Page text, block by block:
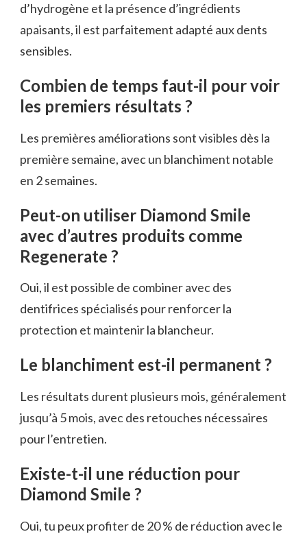
d’hydrogène et la présence d’ingrédients
apaisants, il est parfaitement adapté aux dents
sensibles.
Combien de temps faut-il pour voir
les premiers résultats ?
Les premières améliorations sont visibles dès la
première semaine, avec un blanchiment notable
en 2 semaines.
Peut-on utiliser Diamond Smile
avec d’autres produits comme
Regenerate ?
Oui, il est possible de combiner avec des
dentifrices spécialisés pour renforcer la
protection et maintenir la blancheur.
Le blanchiment est-il permanent ?
Les résultats durent plusieurs mois, généralement
jusqu’à 5 mois, avec des retouches nécessaires
pour l’entretien.
Existe-t-il une réduction pour
Diamond Smile ?
Oui, tu peux profiter de 20 % de réduction avec le